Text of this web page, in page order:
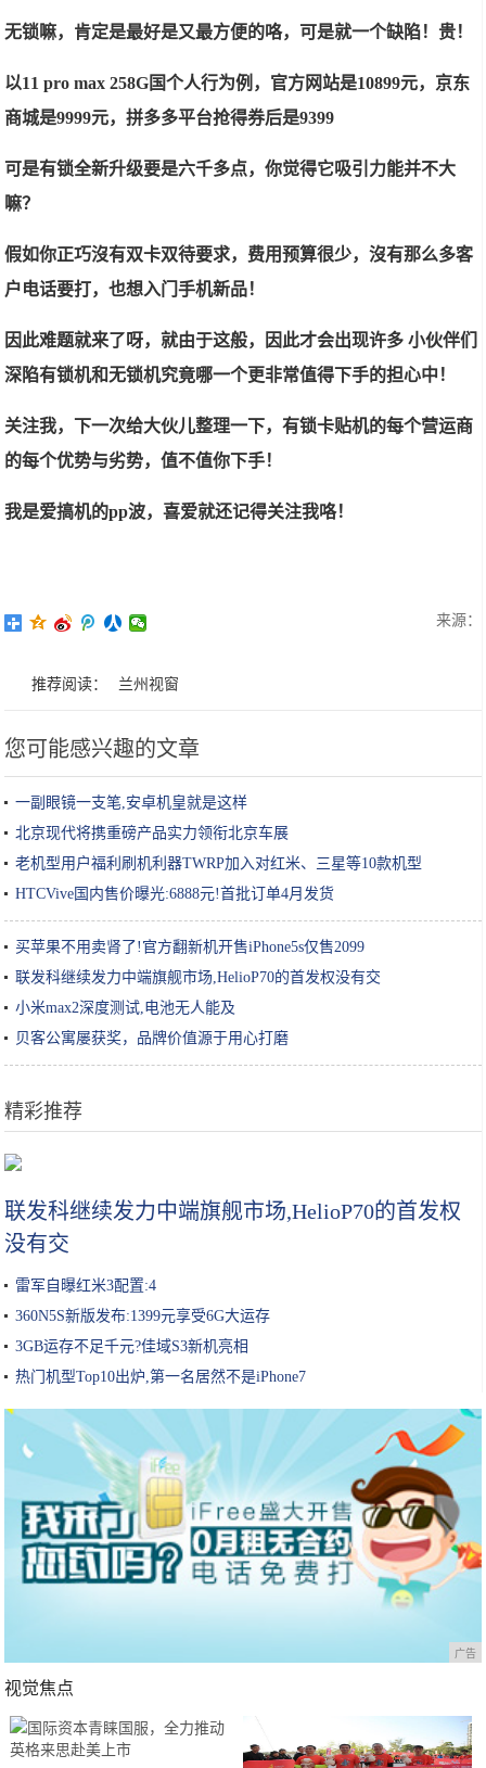
无锁嘛，肯定是最好是又最方便的咯，可是就一个缺陷！贵！
以11 pro max 258G国个人行为例，官方网站是10899元，京东
商城是9999元，拼多多平台抢得券后是9399
可是有锁全新升级要是六千多点，你觉得它吸引力能并不大
嘛？
假如你正巧沒有双卡双待要求，费用预算很少，沒有那么多客
户电话要打，也想入门手机新品！
因此难题就来了呀，就由于这般，因此才会出现许多 小伙伴们
深陷有锁机和无锁机究竟哪一个更非常值得下手的担心中！
关注我，下一次给大伙儿整理一下，有锁卡贴机的每个营运商
的每个优势与劣势，值不值你下手！
我是爱搞机的pp波，喜爱就还记得关注我咯！
来源：
推荐阅读： 兰州视窗
您可能感兴趣的文章
一副眼镜一支笔,安卓机皇就是这样
北京现代将携重磅产品实力领衔北京车展
老机型用户福利刷机利器TWRP加入对红米、三星等10款机型
HTCVive国内售价曝光:6888元!首批订单4月发货
买苹果不用卖肾了!官方翻新机开售iPhone5s仅售2099
联发科继续发力中端旗舰市场,HelioP70的首发权没有交
小米max2深度测试,电池无人能及
贝客公寓屡获奖，品牌价值源于用心打磨
精彩推荐
联发科继续发力中端旗舰市场,HelioP70的首发权
没有交
雷军自曝红米3配置:4
360N5S新版发布:1399元享受6G大运存
3GB运存不足千元?佳域S3新机亮相
热门机型Top10出炉,第一名居然不是iPhone7
广告
视觉焦点